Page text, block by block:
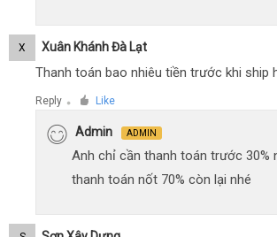
X Xuân Khánh Đà Lạt
Thanh toán bao nhiêu tiền trước khi ship
Reply ● Like
Admin ADMIN
Anh chỉ cần thanh toán trước 30%
thanh toán nốt 70% còn lại nhé